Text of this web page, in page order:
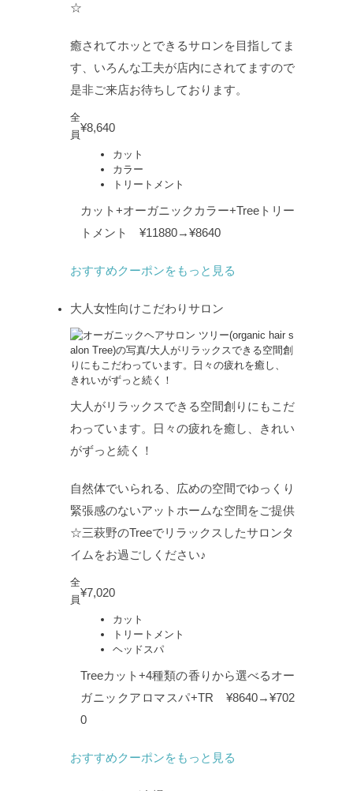
☆
癒されてホッとできるサロンを目指してま
す、いろんな工夫が店内にされてますので
是非ご来店お待ちしております。
全
員
¥8,640
カット
カラー
トリートメント
カット+オーガニックカラー+Treeトリー
トメント ¥11880→¥8640
おすすめクーポンをもっと見る
大人女性向けこだわりサロン
大人がリラックスできる空間創りにもこだ
わっています。日々の疲れを癒し、きれい
がずっと続く！
自然体でいられる、広めの空間でゆっくり
緊張感のないアットホームな空間をご提供
☆三萩野のTreeでリラックスしたサロンタ
イムをお過ごしください♪
全
員
¥7,020
カット
トリートメント
ヘッドスパ
Treeカット+4種類の香りから選べるオー
ガニックアロマスパ+TR ¥8640→¥702
0
おすすめクーポンをもっと見る